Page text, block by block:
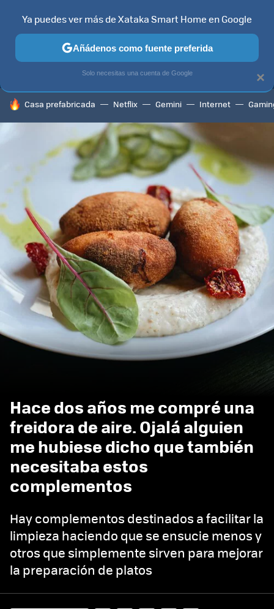
MENÚ NUEVO
CONTENIDOS SMART TV
HOY SE HABLA DE
Casa prefabricada Netflix Gemini Internet
Hace dos años me compré una
freidora de aire. Ojalá alguien
me hubiese dicho que también
necesitaba estos
complementos
Hay complementos destinados a facilitar la
limpieza haciendo que se ensucie menos y
otros que simplemente sirven para mejorar
la preparación de platos
×
Ya puedes ver más de Xataka Smart Home en Google
Añádenos como fuente preferida
Solo necesitas una cuenta de Google